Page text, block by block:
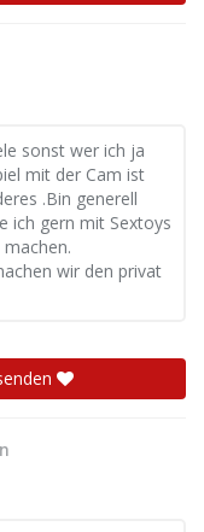
sonst wer ich ja
mit der Cam ist
.Bin generell
ich gern mit Sextoys
wir den privat